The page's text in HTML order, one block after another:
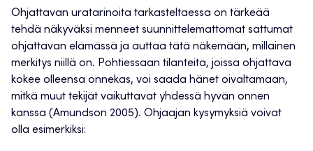
Ohjattavan uratarinoita tarkasteltaessa on tärkeää
tehdä näkyväksi menneet suunnittelemattomat sattumat
ohjattavan elämässä ja auttaa tätä näkemään, millainen
merkitys niillä on. Pohtiessaan tilanteita, joissa ohjattava
kokee olleensa onnekas, voi saada hänet oivaltamaan,
mitkä muut tekijät vaikuttavat yhdessä hyvän onnen
kanssa (Amundson 2005). Ohjaajan kysymyksiä voivat
olla esimerkiksi: